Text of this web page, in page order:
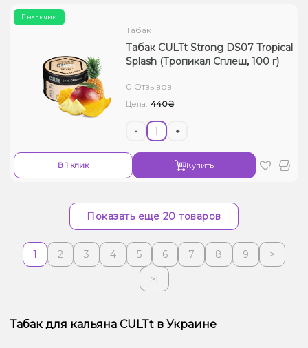
В наличии
Табак
Табак CULTt Strong DS07 Tropical
Splash (Тропикал Сплеш, 100 г)
0 Отзывов
Цена: 440₴
- +
В 1 клик Купить
Показать еще 20 товаров
1 2 3 4 5 6 7 8 9
>
>|
Табак для кальяна CULTt в Украине